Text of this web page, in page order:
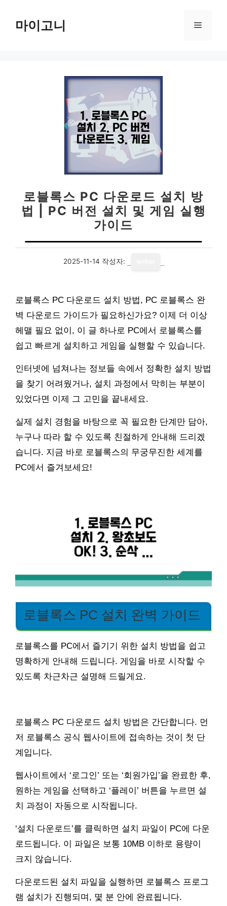
마이고니 메
로블록스 PC 다운로드 설치 방
법 | PC 버전 설치 및 게임 실행
가이드
2025-11-14 작성자:
로블록스 PC 다운로드 설치 방법, PC 로블록스 완
벽 다운로드 가이드가 필요하신가요? 이제 더 이상
헤맬 필요 없이, 이 글 하나로 PC에서 로블록스를
쉽고 빠르게 설치하고 게임을 실행할 수 있습니다.
인터넷에 넘쳐나는 정보들 속에서 정확한 설치 방법
을 찾기 어려웠거나, 설치 과정에서 막히는 부분이
있었다면 이제 그 고민을 끝내세요.
실제 설치 경험을 바탕으로 꼭 필요한 단계만 담아,
누구나 따라 할 수 있도록 친절하게 안내해 드리겠
습니다. 지금 바로 로블록스의 무궁무진한 세계를
PC에서 즐겨보세요!
로블록스 PC 설치 완벽 가이드
로블록스를 PC에서 즐기기 위한 설치 방법을 쉽고
명확하게 안내해 드립니다. 게임을 바로 시작할 수
있도록 차근차근 설명해 드릴게요.
로블록스 PC 다운로드 설치 방법은 간단합니다. 먼
저 로블록스 공식 웹사이트에 접속하는 것이 첫 단
계입니다.
웹사이트에서 ‘로그인’ 또는 ‘회원가입’을 완료한 후,
원하는 게임을 선택하고 ‘플레이’ 버튼을 누르면 설
치 과정이 자동으로 시작됩니다.
‘설치 다운로드’를 클릭하면 설치 파일이 PC에 다운
로드됩니다. 이 파일은 보통 10MB 이하로 용량이
크지 않습니다.
다운로드된 설치 파일을 실행하면 로블록스 프로그
램 설치가 진행되며, 몇 분 안에 완료됩니다.